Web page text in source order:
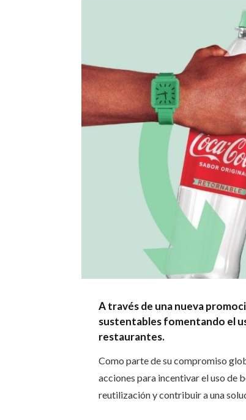
A través de una nueva
sustentables fomentando el
restaurantes.
Como parte de su compromiso
acciones para incentivar el uso de
reutilización y contribuir a una